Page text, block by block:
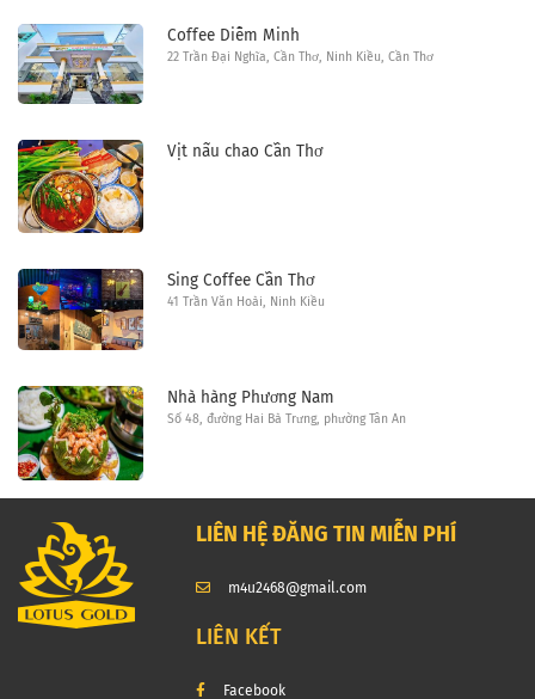
Coffee Diễm Minh
22 Trần Đại Nghĩa, Cần Thơ, Ninh Kiều, Cần Thơ
Vịt nấu chao Cần Thơ
Sing Coffee Cần Thơ
41 Trần Văn Hoài, Ninh Kiều
Nhà hàng Phương Nam
Số 48, đường Hai Bà Trưng, phường Tân An
LIÊN HỆ ĐĂNG TIN MIỄN PHÍ
m4u2468@gmail.com
LIÊN KẾT
Facebook